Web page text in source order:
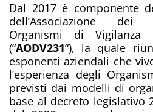
Dal 2017 è componente
dell’Associazione dei
Organismi di Vigilanza
(“AODV231“), la quale
esponenti aziendali che
l’esperienza degli
previsti dai modelli di
base al decreto legislativo